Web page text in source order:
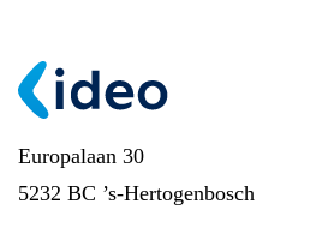
Europalaan 30
5232 BC ’s-Hertogenbosch